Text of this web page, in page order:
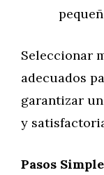
Seleccionar
adecuados
garantizar
y
Pasos